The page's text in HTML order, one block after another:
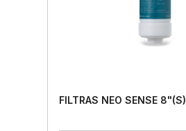
FILTRAS NEO SENSE 8"(S)